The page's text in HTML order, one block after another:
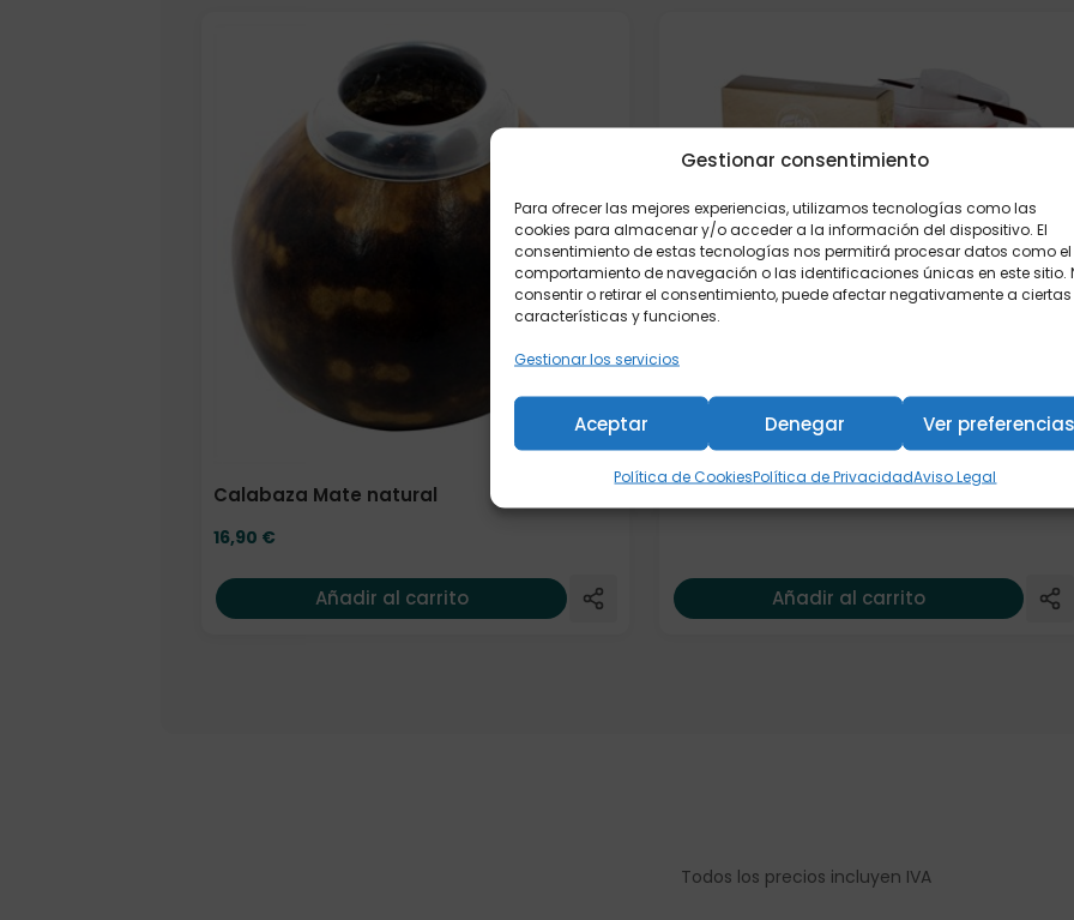
Gestionar consentimiento
Para ofrecer las mejores experiencias, utilizamos tecnologías como las
cookies para almacenar y/o acceder a la información del dispositivo. El
consentimiento de estas tecnologías nos permitirá procesar datos como el
comportamiento de navegación o las identificaciones únicas en este sitio.
consentir o retirar el consentimiento, puede afectar negativamente a ciertas
características y funciones.
Gestionar los servicios
Aceptar Denegar Ver
Política de CookiesPolítica de PrivacidadAviso Legal
Calabaza Mate natural
16,90 €
Añadir al carrito
Filtro papel con stick (100 bolsas)
4,70€
Añadir al carrito
Todos los precios incluyen IVA